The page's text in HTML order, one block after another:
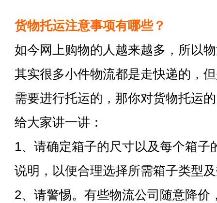
货物托运注意事项有哪些？
如今网上购物的人越来越多，所以
其实很多小件物流都是走快递的，
需要进行托运的，那你对货物托运
给大家讲一讲：
1、请确定箱子的尺寸以及每个箱子
说明，以便合理选择所需箱子类型
2、请警惕。有些物流公司随意降价